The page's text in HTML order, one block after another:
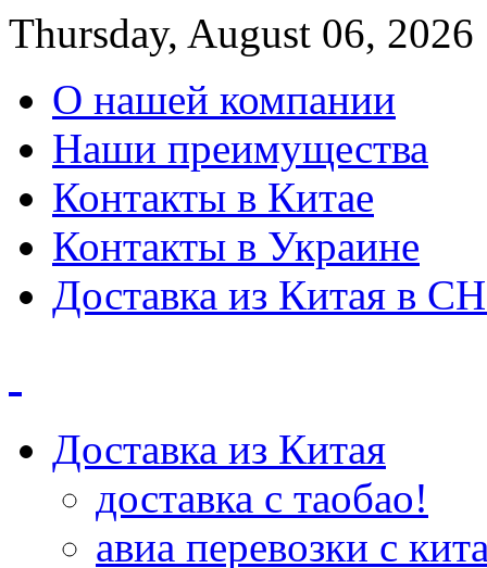
Thursday, August 06, 2026
О нашей компании
Наши преимущества
Контакты в Китае
Контакты в Украине
Доставка из Китая в
Доставка из Китая
доставка с таобао!
авиа перевозки с